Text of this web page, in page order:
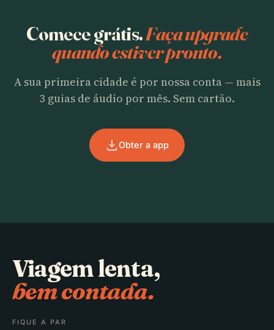
Comece grátis.Faça upgrade
quando estiver pronto.
A sua primeira cidade é por nossa conta — mais
3 guias de áudio por mês. Sem cartão.
Obter a app
Viagem lenta,
bem contada.
FIQUE A PAR